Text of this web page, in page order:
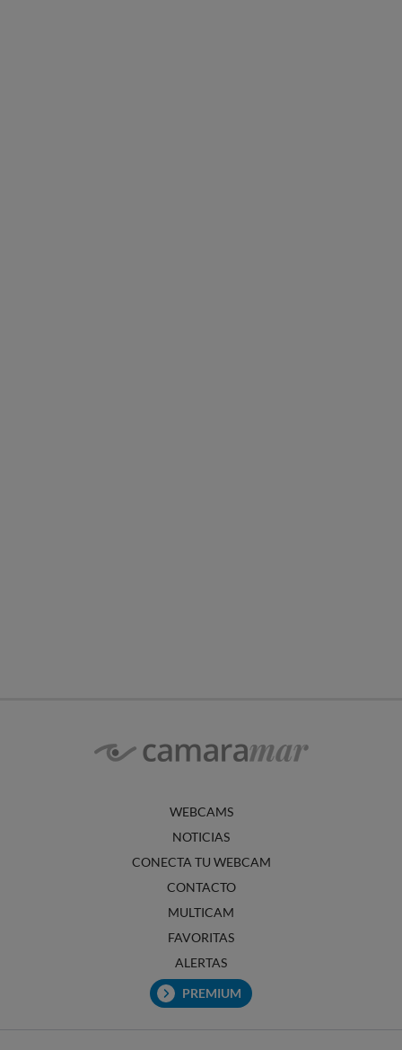
WEBCAMS
NOTICIAS
CONECTA TU WEBCAM
CONTACTO
MULTICAM
FAVORITAS
ALERTAS
PREMIUM